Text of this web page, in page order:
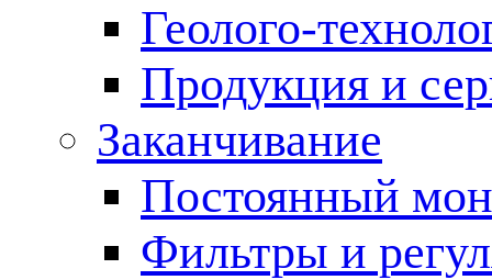
Геолого-
Продукция и
Заканчивание
Постоянный
Фильтры и